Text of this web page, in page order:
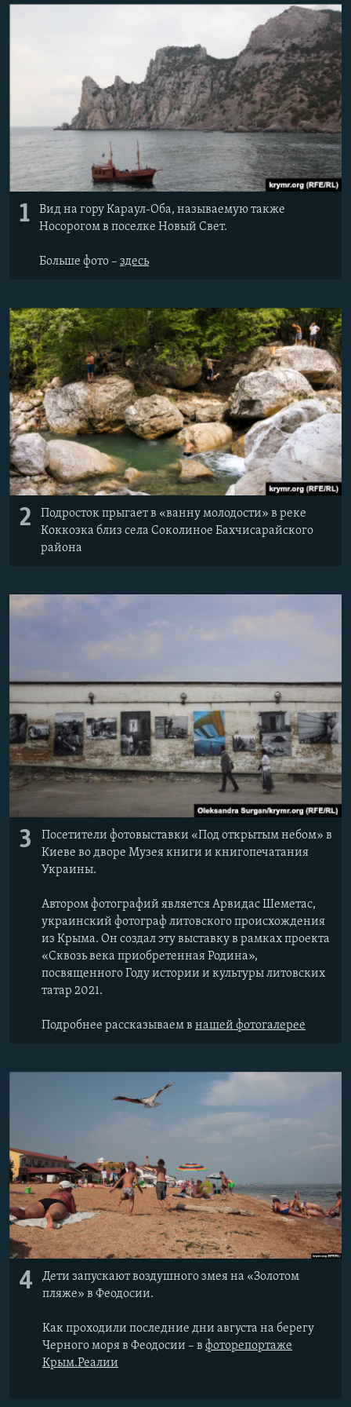
УКРАИНСКАЯ ПРОБЛЕМА КРЫМА
Все сайты RFE/RL
1
Вид на гору Караул-Оба, называемую также
Носорогом в поселке Новый Свет.
Больше фото – здесь
2
Подросток прыгает в «ванну молодости» в реке
Коккозка близ села Соколиное Бахчисарайского
района
3
Посетители фотовыставки «Под открытым небом» в
Киеве во дворе Музея книги и книгопечатания
Украины.
Автором фотографий является Арвидас Шеметас,
украинский фотограф литовского происхождения
из Крыма. Он создал эту выставку в рамках проекта
«Сквозь века приобретенная Родина»,
посвященного Году истории и культуры литовских
татар 2021.
Подробнее рассказываем в нашей фотогалерее
4
Дети запускают воздушного змея на «Золотом
пляже» в Феодосии.
Как проходили последние дни августа на берегу
Черного моря в Феодосии – в фоторепортаже
Крым.Реалии